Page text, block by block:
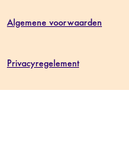
Algemene voorwaarden
Privacyregelement